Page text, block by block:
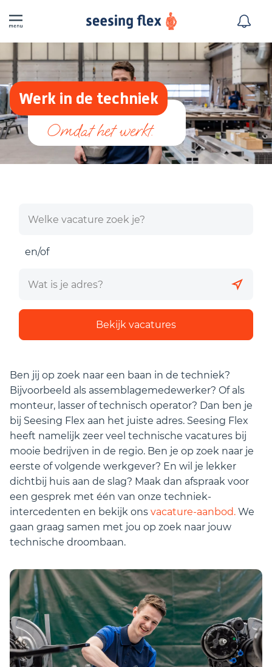
Werk in de techniek
en/of
Bekijk vacatures
Ben jij op zoek naar een baan in de techniek?
Bijvoorbeeld als assemblagemedewerker? Of als
monteur, lasser of technisch operator? Dan ben je
bij Seesing Flex aan het juiste adres. Seesing Flex
heeft namelijk zeer veel technische vacatures bij
mooie bedrijven in de regio. Ben je op zoek naar je
eerste of volgende werkgever? En wil je lekker
dichtbij huis aan de slag? Maak dan afspraak voor
een gesprek met één van onze techniek-
intercedenten en bekijk ons vacature-aanbod. We
gaan graag samen met jou op zoek naar jouw
technische droombaan.